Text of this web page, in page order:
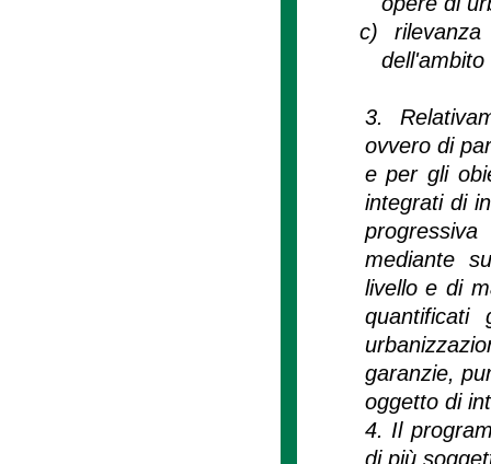
c)
3.
ovvero di
e per gli
integrati di
mediante
livello e di
garanzie,
oggetto di
4. Il
di più